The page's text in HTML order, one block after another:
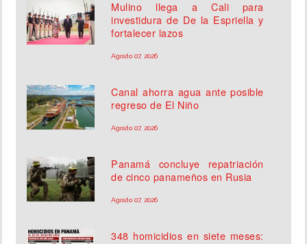
Mulino llega a Cali para
investidura de De la Espriella y
fortalecer lazos
Agosto 07, 2026
Canal ahorra agua ante posible
regreso de El Niño
Agosto 07, 2026
Panamá concluye repatriación
de cinco panameños en Rusia
Agosto 07, 2026
348 homicidios en siete meses: